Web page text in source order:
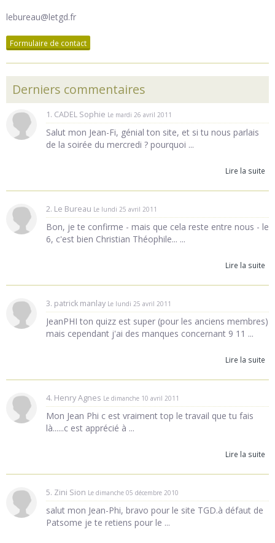
lebureau@letgd.fr
Formulaire de contact
Derniers commentaires
1. CADEL Sophie Le mardi 26 avril 2011
Salut mon Jean-Fi, génial ton site, et si tu nous parlais
de la soirée du mercredi ? pourquoi ...
Lire la suite
2. Le Bureau Le lundi 25 avril 2011
Bon, je te confirme - mais que cela reste entre nous - le
6, c'est bien Christian Théophile... ...
Lire la suite
3. patrick manlay Le lundi 25 avril 2011
JeanPHI ton quizz est super (pour les anciens membres)
mais cependant j'ai des manques concernant 9 11 ...
Lire la suite
4. Henry Agnes Le dimanche 10 avril 2011
Mon Jean Phi c est vraiment top le travail que tu fais
là......c est apprécié à ...
Lire la suite
5. Zini Sion Le dimanche 05 décembre 2010
salut mon Jean-Phi, bravo pour le site TGD.à défaut de
Patsome je te retiens pour le ...